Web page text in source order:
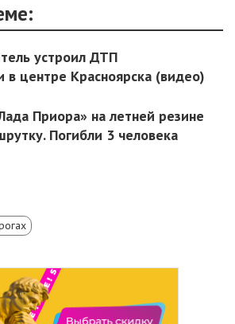
устроил ДТП
в центре Красноярска (видео)
Приора» на летней резине
Погибли 3 человека